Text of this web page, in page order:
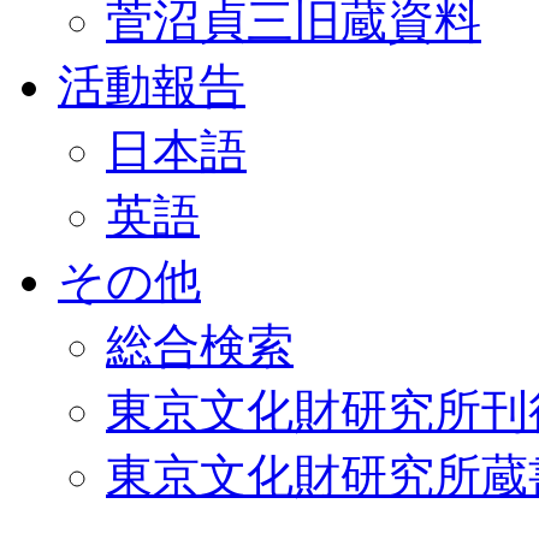
菅沼貞三旧蔵資料
活動報告
日本語
英語
その他
総合検索
東京文化財研究所
東京文化財研究所